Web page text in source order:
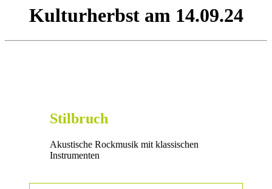
Kulturherbst am 14.09.24
Stilbruch
Akustische Rockmusik mit klassischen
Instrumenten